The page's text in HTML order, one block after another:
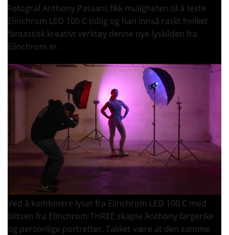
Fotograf Anthony Passant fikk muligheten til å teste
Elinchrom LED 100 C tidlig og han innså raskt hvilket
fantastisk kreativt verktøy denne nye lyskilden fra
Elinchrom er.
Ved å kombinere lyset fra Elinchrom LED 100 C med
blitsen fra Elinchrom THREE skapte Anthony fargerike
og personlige portretter. Takket være at den samme